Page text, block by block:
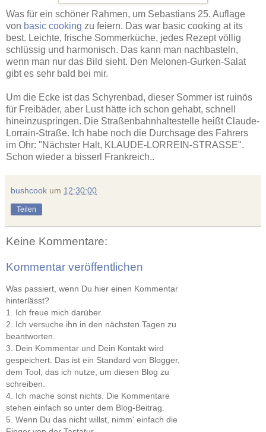
Was für ein schöner Rahmen, um Sebastians 25. Auflage
von basic cooking zu feiern. Das war basic cooking at its
best. Leichte, frische Sommerküche, jedes Rezept völlig
schlüssig und harmonisch. Das kann man nachbasteln,
wenn man nur das Bild sieht. Den Melonen-Gurken-Salat
gibt es sehr bald bei mir.
Um die Ecke ist das Schyrenbad, dieser Sommer ist ruinös
für Freibäder, aber Lust hätte ich schon gehabt, schnell
hineinzuspringen. Die Straßenbahnhaltestelle heißt Claude-
Lorrain-Straße. Ich habe noch die Durchsage des Fahrers
im Ohr: "Nächster Halt, KLAUDE-LORREIN-STRASSE".
Schon wieder a bisserl Frankreich..
bushcook um 12:30:00
Teilen
Keine Kommentare:
Kommentar veröffentlichen
Was passiert, wenn Du hier einen Kommentar
hinterlässt?
1. Ich freue mich darüber.
2. Ich versuche ihn in den nächsten Tagen zu
beantworten.
3. Dein Kommentar und Dein Kontakt wird
gespeichert. Das ist ein Standard von Blogger,
dem Tool, das ich nutze, um diesen Blog zu
schreiben.
4. Ich mache sonst nichts. Die Kommentare
stehen einfach so unter dem Blog-Beitrag.
5. Wenn Du das nicht willst, nimm' einfach die